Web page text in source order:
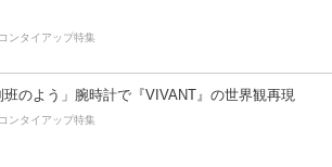
ンタイアップ特集
班のよう」腕時計で『VIVANT』の世界観再現
ンタイアップ特集